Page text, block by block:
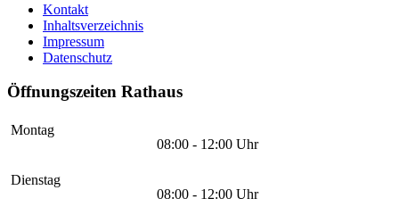
Kontakt
Inhaltsverzeichnis
Impressum
Datenschutz
Öffnungszeiten Rathaus
Montag
08:00 - 12:00 Uhr
Dienstag
08:00 - 12:00 Uhr